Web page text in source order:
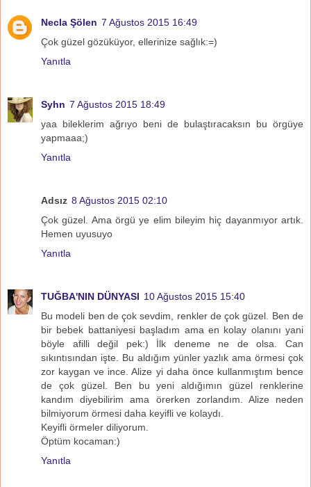
Necla Şölen 7 Ağustos 2015 16:49
Çok güzel gözüküyor, ellerinize sağlık:=)
Yanıtla
Syhn 7 Ağustos 2015 18:49
yaa bileklerim ağrıyo beni de bulaştıracaksın bu örgüye
yapmaaa;)
Yanıtla
Adsız 8 Ağustos 2015 02:10
Çok güzel. Ama örgü ye elim bileyim hiç dayanmıyor artık.
Hemen uyusuyo
Yanıtla
TUĞBA'NIN DÜNYASI 10 Ağustos 2015 15:40
Bu modeli ben de çok sevdim, renkler de çok güzel. Ben de
bir bebek battaniyesi başladım ama en kolay olanını yani
böyle afilli değil pek:) İlk deneme ne de olsa. Can
sıkıntısından işte. Bu aldığım yünler yazlık ama örmesi çok
zor kaygan ve ince. Alize yi daha önce kullanmıştım bence
de çok güzel. Ben bu yeni aldığımın güzel renklerine
kandım diyebilirim ama örerken zorlandım. Alize neden
bilmiyorum örmesi daha keyifli ve kolaydı.
Keyifli örmeler diliyorum.
Öptüm kocaman:)
Yanıtla